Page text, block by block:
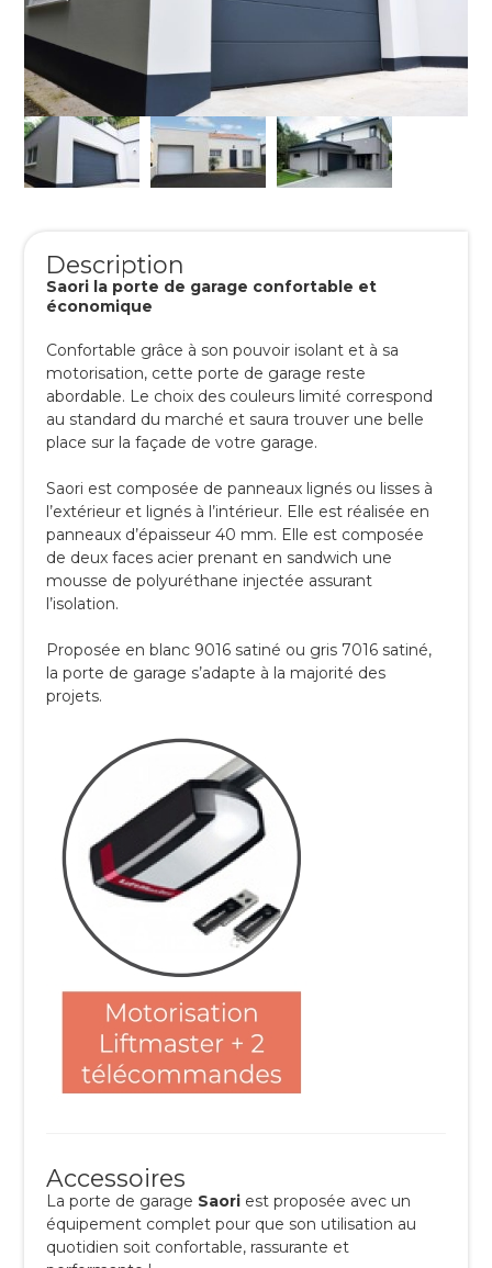
Description
Saori la porte de garage confortable et
économique
Confortable grâce à son pouvoir isolant et à sa
motorisation, cette porte de garage reste
abordable. Le choix des couleurs limité correspond
au standard du marché et saura trouver une belle
place sur la façade de votre garage.
Saori est composée de panneaux lignés ou lisses à
l’extérieur et lignés à l’intérieur. Elle est réalisée en
panneaux d’épaisseur 40 mm. Elle est composée
de deux faces acier prenant en sandwich une
mousse de polyuréthane injectée assurant
l’isolation.
Proposée en blanc 9016 satiné ou gris 7016 satiné,
la porte de garage s’adapte à la majorité des
projets.
Accessoires
La porte de garage Saori est proposée avec un
équipement complet pour que son utilisation au
quotidien soit confortable, rassurante et